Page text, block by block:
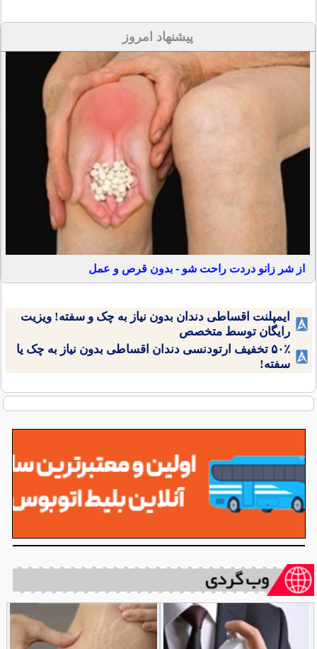
پیشنهاد امروز
از شر زانو دردت راحت شو - بدون قرص و عمل
ایمپلنت اقساطی دندان بدون نیاز به چک و سفته! ویزیت
رایگان توسط متخصص
۵۰٪ تخفیف ارتودنسی دندان اقساطی بدون نیاز به چک یا
سفته!